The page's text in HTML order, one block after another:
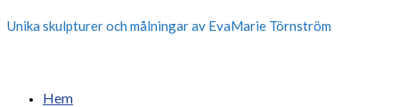
Unika skulpturer och målningar av EvaMarie Törnström
Hem